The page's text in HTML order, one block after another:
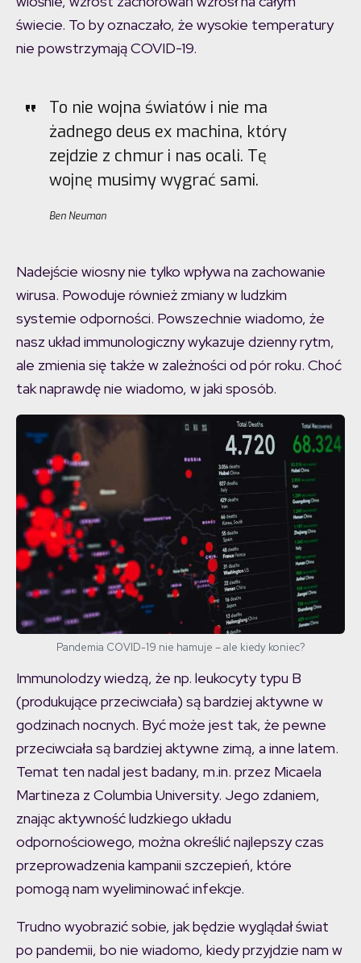
świecie. To by oznaczało, że wysokie temperatury
nie powstrzymają COVID-19.
To nie wojna światów i nie ma
żadnego deus ex machina, który
zejdzie z chmur i nas ocali. Tę
wojnę musimy wygrać sami.
Ben Neuman
Nadejście wiosny nie tylko wpływa na zachowanie
wirusa. Powoduje również zmiany w ludzkim
systemie odporności. Powszechnie wiadomo, że
nasz układ immunologiczny wykazuje dzienny rytm,
ale zmienia się także w zależności od pór roku. Choć
tak naprawdę nie wiadomo, w jaki sposób.
Pandemia COVID-19 nie hamuje – ale kiedy koniec?
Immunolodzy wiedzą, że np. leukocyty typu B
(produkujące przeciwciała) są bardziej aktywne w
godzinach nocnych. Być może jest tak, że pewne
przeciwciała są bardziej aktywne zimą, a inne latem.
Temat ten nadal jest badany, m.in. przez Micaela
Martineza z Columbia University. Jego zdaniem,
znając aktywność ludzkiego układu
odpornościowego, można określić najlepszy czas
przeprowadzenia kampanii szczepień, które
pomogą nam wyeliminować infekcje.
Trudno wyobrazić sobie, jak będzie wyglądał świat
po pandemii, bo nie wiadomo, kiedy przyjdzie nam w